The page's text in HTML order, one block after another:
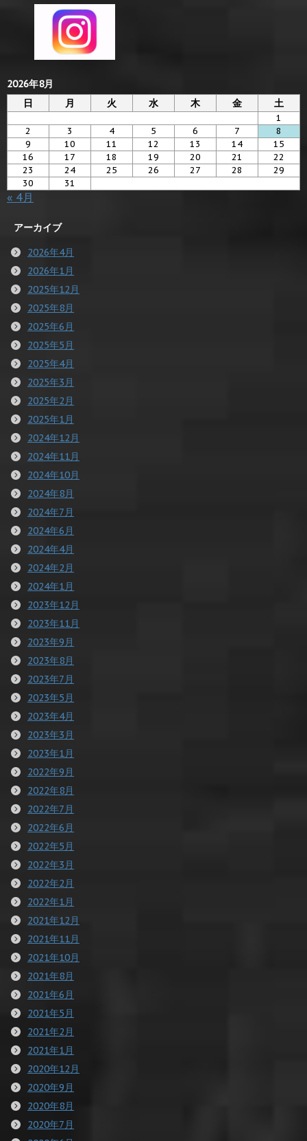
2026年8月
日
月 火 水 木 金 土
1
2
3 4 5 6 7
8
9
10 11 12 13 14
15
16
17 18 19 20 21
22
23
24 25 26 27 28
29
30
31
« 4月
アーカイブ
2026年4月
2026年1月
2025年12月
2025年8月
2025年6月
2025年5月
2025年4月
2025年3月
2025年2月
2025年1月
2024年12月
2024年11月
2024年10月
2024年8月
2024年7月
2024年6月
2024年4月
2024年2月
2024年1月
2023年12月
2023年11月
2023年9月
2023年8月
2023年7月
2023年5月
2023年4月
2023年3月
2023年1月
2022年9月
2022年8月
2022年7月
2022年6月
2022年5月
2022年3月
2022年2月
2022年1月
2021年12月
2021年11月
2021年10月
2021年8月
2021年6月
2021年5月
2021年2月
2021年1月
2020年12月
2020年9月
2020年8月
2020年7月